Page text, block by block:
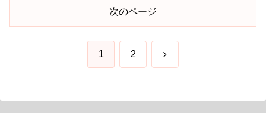
次のページ
1 2 次